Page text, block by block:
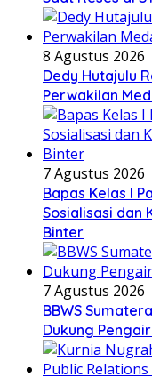
8 Agustus 2026
Dedy Hutajulu
Perwakilan
7 Agustus 2026
Bapas Kelas I
Sosialisasi dan
Binter
7 Agustus 2026
BBWS
Dukung